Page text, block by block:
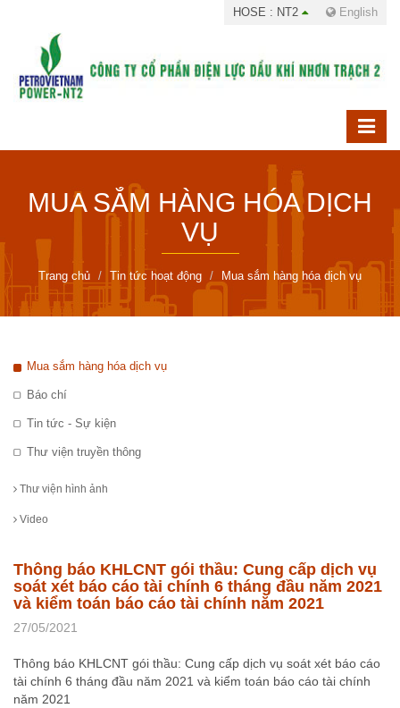
HOSE : NT2 English
MUA SẮM HÀNG HÓA DỊCH
VỤ
Trang chủ Tin tức hoạt động Mua sắm hàng hóa dịch vụ
Mua sắm hàng hóa dịch vụ
Báo chí
Tin tức - Sự kiện
Thư viện truyền thông
Thư viện hình ảnh
Video
Thông báo KHLCNT gói thầu: Cung cấp dịch vụ
soát xét báo cáo tài chính 6 tháng đầu năm 2021
và kiểm toán báo cáo tài chính năm 2021
27/05/2021
Thông báo KHLCNT gói thầu: Cung cấp dịch vụ soát xét báo cáo
tài chính 6 tháng đầu năm 2021 và kiểm toán báo cáo tài chính
năm 2021